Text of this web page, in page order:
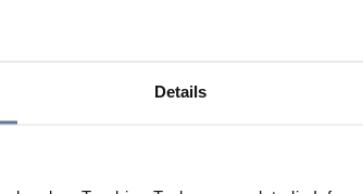
Details